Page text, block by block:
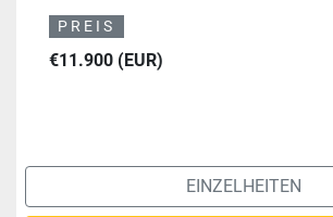
PREIS
€11.900 (EUR)
EINZELHEITEN